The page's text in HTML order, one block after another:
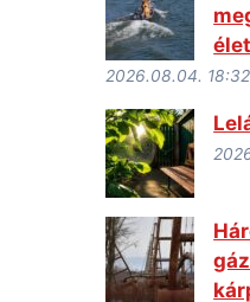
2026.08.04. 18:32